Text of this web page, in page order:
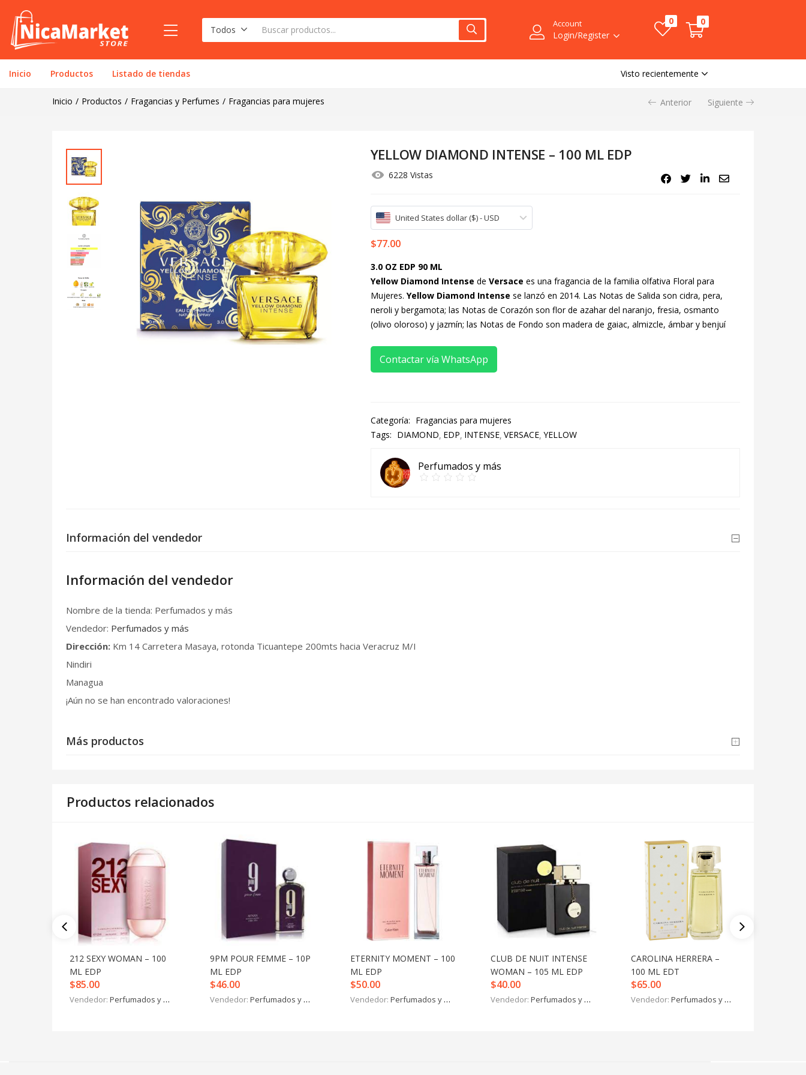
Todos
Account
Login/Register
0 0
Inicio Productos Listado de tiendas Visto recientemente
Inicio Productos Fragancias y Perfumes Fragancias para mujeres Anterior Siguiente
YELLOW DIAMOND INTENSE – 100 ML EDP
6228 Vistas
United States dollar ($) - USD
$77.00
3.0 OZ EDP 90 ML
Yellow Diamond Intense de Versace es una fragancia de la familia olfativa Floral para
Mujeres. Yellow Diamond Intense se lanzó en 2014. Las Notas de Salida son cidra, pera,
neroli y bergamota; las Notas de Corazón son flor de azahar del naranjo, fresia, osmanto
(olivo oloroso) y jazmín; las Notas de Fondo son madera de gaiac, almizcle, ámbar y benjuí
Contactar vía WhatsApp
Categoría: Fragancias para mujeres
Tags: DIAMOND EDP INTENSE VERSACE YELLOW
Perfumados y más
Información del vendedor
Información del vendedor
Nombre de la tienda: Perfumados y más
Vendedor: Perfumados y más
Dirección: Km 14 Carretera Masaya, rotonda Ticuantepe 200mts hacia Veracruz M/I
Nindiri
Managua
¡Aún no se han encontrado valoraciones!
Más productos
Productos relacionados
212 SEXY WOMAN – 100
ML EDP
$85.00
Vendedor: Perfumados y más
9PM POUR FEMME – 10P
ML EDP
$46.00
Vendedor: Perfumados y más
ETERNITY MOMENT – 100
ML EDP
$50.00
Vendedor: Perfumados y más
CLUB DE NUIT INTENSE
WOMAN – 105 ML EDP
$40.00
Vendedor: Perfumados y más
CAROLINA HERRERA –
100 ML EDT
$65.00
Vendedor: Perfumados y más